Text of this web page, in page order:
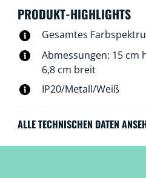
PRODUKT-HIGHLIGHTS
Gesamtes
Abmessungen: 15 cm
6,8 cm breit
IP20/Metall/Weiß
ALLE TECHNISCHEN DATEN